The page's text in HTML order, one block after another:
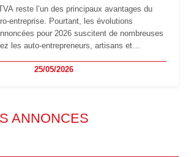
reste l’un des principaux avantages du
entreprise. Pourtant, les évolutions
pour 2026 suscitent de nombreuses
les auto-entrepreneurs, artisans et
de bascule vers la TVA : les règles
25/05/2026
ANNONCES